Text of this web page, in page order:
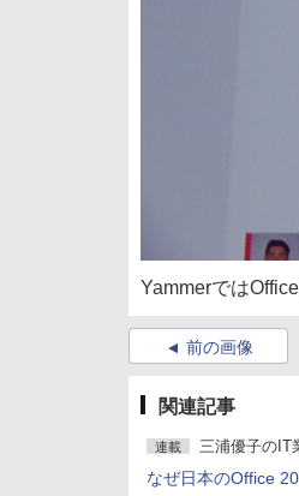
Yammerでは
前の画像
関連記事
連載 三浦優子のIT
なぜ日本のOffice